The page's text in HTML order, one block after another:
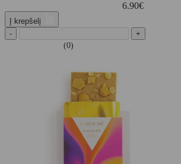
6.90€
Į krepšelį
-
+
(0)